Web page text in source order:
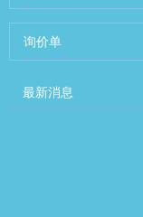
询价单
最新消息